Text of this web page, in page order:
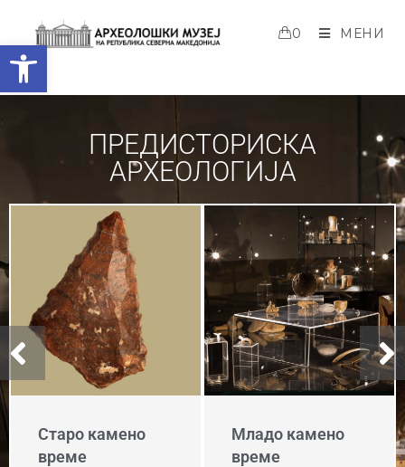
Open toolbar
0 МЕНИ
ПРЕДИСТОРИСКА
АРХЕОЛОГИЈА
Старо камено
време
Младо камено
време